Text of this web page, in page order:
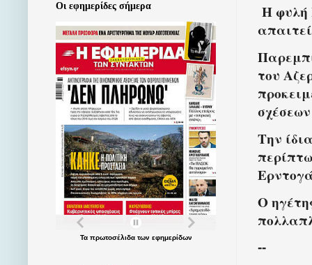
Η φυλή
του
Την
Ο
--
Οι εφημερίδες σήμερα
Τα πρωτοσέλιδατων εφημερίδων